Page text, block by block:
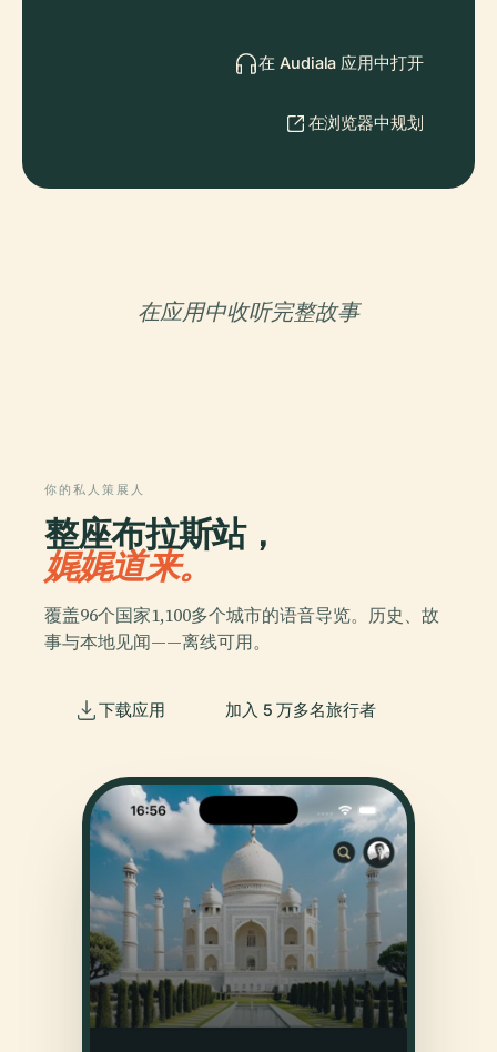
在 Audiala 应用中打开
在浏览器中规划
在应用中收听完整故事
你的私人策展人
整座布拉斯站，
娓娓道来。
覆盖96个国家1,100多个城市的语音导览。历史、故
事与本地见闻——离线可用。
下载应用 加入 5 万多名旅行者